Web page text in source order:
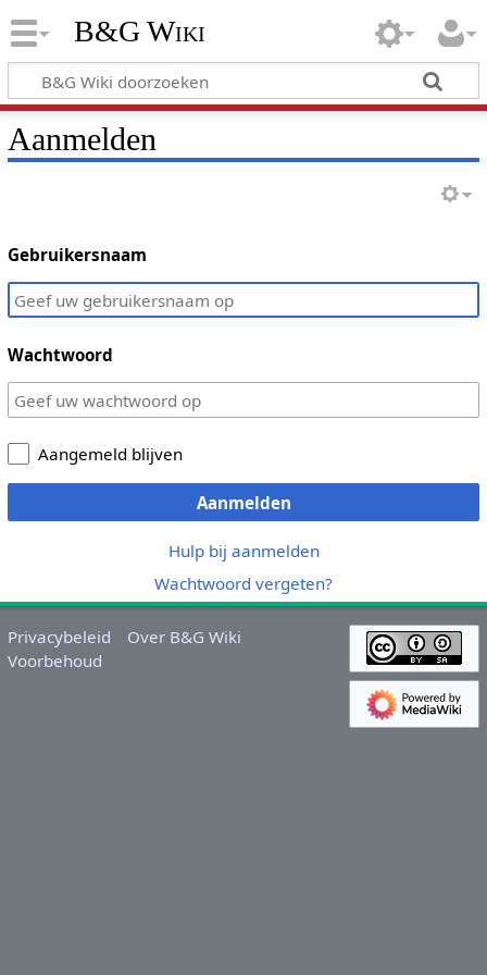
B&G Wiki
Aanmelden
Gebruikersnaam
Wachtwoord
Aangemeld blijven
Aanmelden
Hulp bij aanmelden
Wachtwoord vergeten?
Privacybeleid
Over B&G Wiki
Voorbehoud